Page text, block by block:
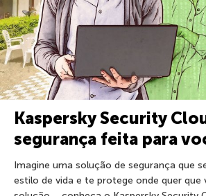
Kaspersky Security
segurança feita para
Imagine uma solução de segurança que
estilo de vida e te protege onde quer que